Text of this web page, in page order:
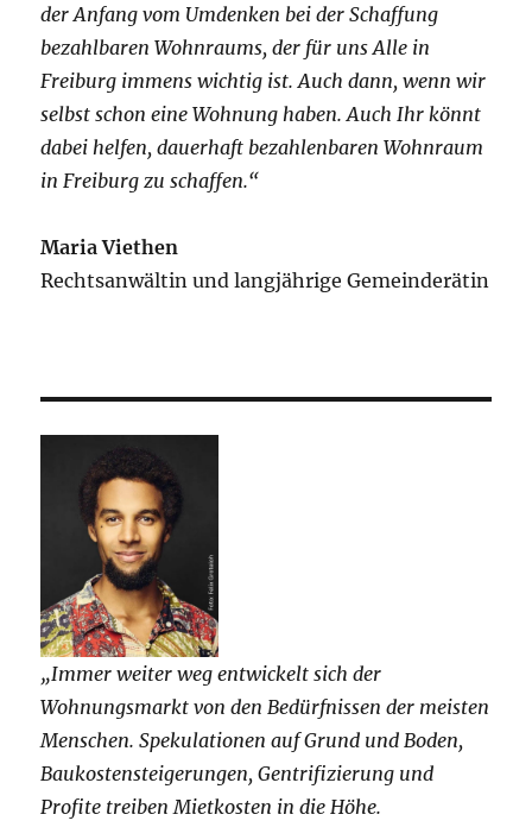
der Anfang vom Umdenken bei der Schaffung
bezahlbaren Wohnraums, der für uns Alle in
Freiburg immens wichtig ist. Auch dann, wenn wir
selbst schon eine Wohnung haben. Auch Ihr könnt
dabei helfen, dauerhaft bezahlenbaren Wohnraum
in Freiburg zu schaffen.“
Maria Viethen
Rechtsanwältin und langjährige Gemeinderätin
„Immer weiter weg entwickelt sich der
Wohnungsmarkt von den Bedürfnissen der meisten
Menschen. Spekulationen auf Grund und Boden,
Baukostensteigerungen, Gentrifizierung und
Profite treiben Mietkosten in die Höhe.